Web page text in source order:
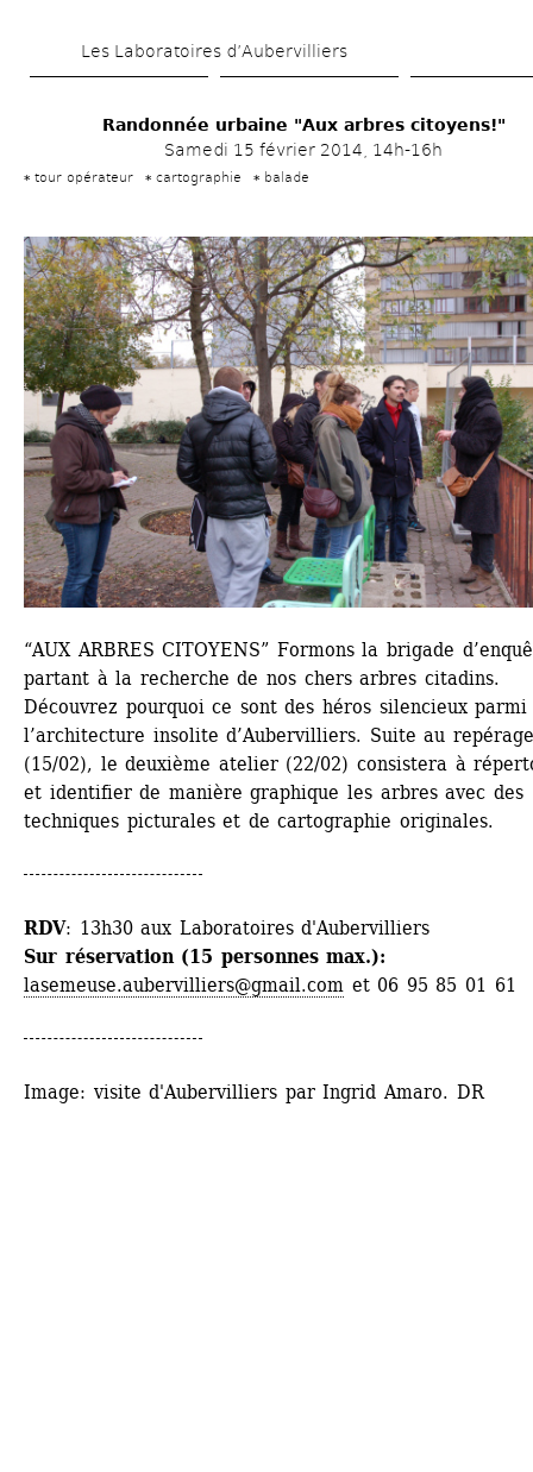
au
principal
Les Laboratoires d’Aubervilliers
Randonnée urbaine "Aux arbres citoyens!"
Samedi 15 février 2014, 14h-16h
tour opérateur cartographie balade
“AUX ARBRES CITOYENS” Formons la brigade
partant à la recherche de nos chers arbres citadins.
Découvrez pourquoi ce sont des héros silencieux parmi
l’architecture insolite d’Aubervilliers. Suite au
(15/02), le deuxième atelier (22/02) consistera à
et identifier de manière graphique les arbres avec des
techniques picturales et de cartographie originales.
RDV: 13h30 aux Laboratoires d'Aubervilliers
Sur réservation (15 personnes max.):
lasemeuse.aubervilliers@gmail.com et 06 95 85 01 61
Image: visite d'Aubervilliers par Ingrid Amaro. DR